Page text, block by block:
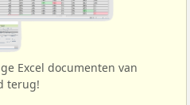
Excel documenten van
terug!